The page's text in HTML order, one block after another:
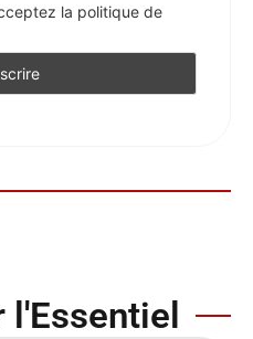
la politique de
l'Essentiel